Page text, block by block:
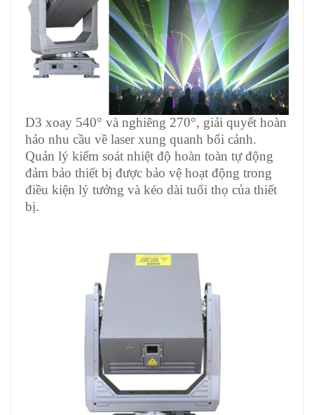
D3 xoay 540° và nghiêng 270°, giải quyết hoàn
hảo nhu cầu về laser xung quanh bối cảnh.
Quản lý kiểm soát nhiệt độ hoàn toàn tự động
đảm bảo thiết bị được bảo vệ hoạt động trong
điều kiện lý tưởng và kéo dài tuổi thọ của thiết
bị.